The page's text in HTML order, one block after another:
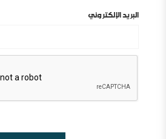
البريد الإلكتروني